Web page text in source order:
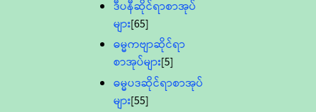
ဒီပနီဆိုင်ရာစာအုပ်
များ[65]
ဓမ္မကဗျာဆိုင်ရာ
စာအုပ်များ[5]
ဓမ္မပဒဆိုင်ရာစာအုပ်
များ[55]